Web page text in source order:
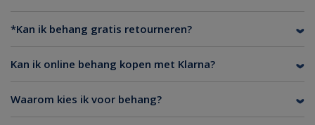
*Kan ik behang gratis retourneren?
Kan ik online behang kopen met Klarna?
Waarom kies ik voor behang?